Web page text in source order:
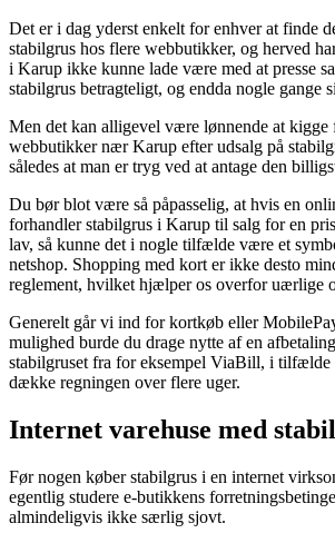
Det er i dag yderst enkelt for enhver at finde
stabilgrus hos flere webbutikker, og herved
i Karup ikke kunne lade være med at presse
stabilgrus betragteligt, og endda nogle gange
Men det kan alligevel være lønnende at
webbutikker nær Karup efter udsalg på
således at man er tryg ved at antage den
Du bør blot være så påpasselig, at hvis en
forhandler stabilgrus i Karup til salg for en
lav, så kunne det i nogle tilfælde være et
netshop. Shopping med kort er ikke desto
reglement, hvilket hjælper os overfor uærlige
Generelt går vi ind for kortkøb eller
mulighed burde du drage nytte af en
stabilgruset fra for eksempel ViaBill, i tilfælde
dække regningen over flere uger.
Internet varehuse med
Før nogen køber stabilgrus i en internet
egentlig studere e-butikkens
almindeligvis ikke særlig sjovt.